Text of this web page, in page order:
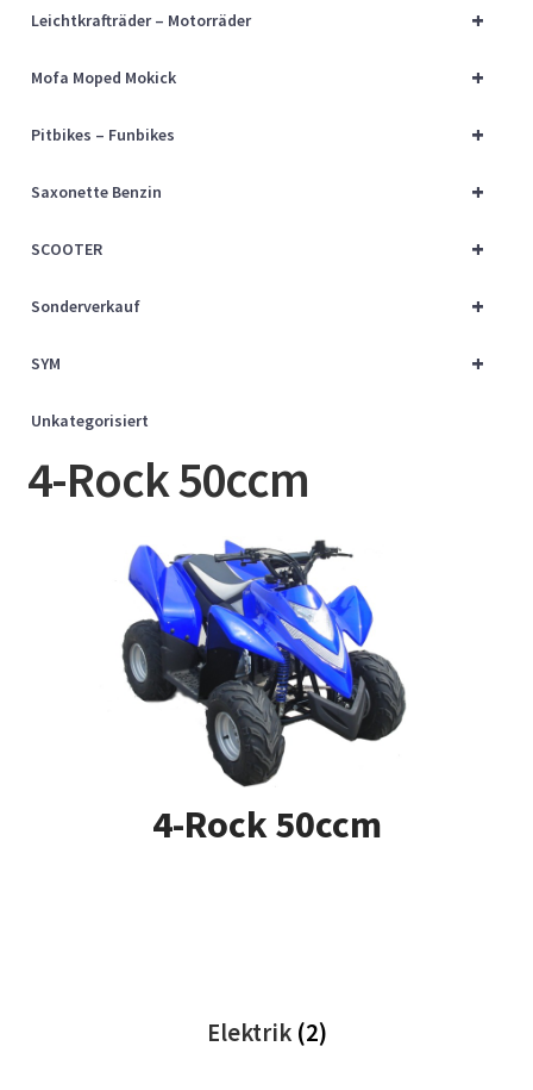
Widerrufsbelehrung
Cart
Checkout
My account
+
Leichtkrafträder – Motorräder
+
Mofa Moped Mokick
+
Pitbikes – Funbikes
+
Saxonette Benzin
+
SCOOTER
+
Sonderverkauf
+
SYM
Unkategorisiert
4-Rock 50ccm
4-Rock 50ccm
Elektrik (2)